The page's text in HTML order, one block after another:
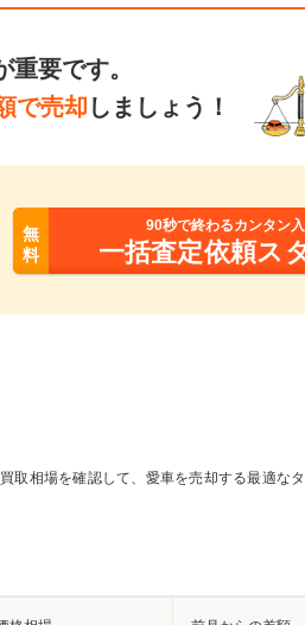
重要です。
で売却 しましょう！
無
料
90秒で終わるカンタン
一括査定依頼ス
相場を確認して、愛車を売却する最適な